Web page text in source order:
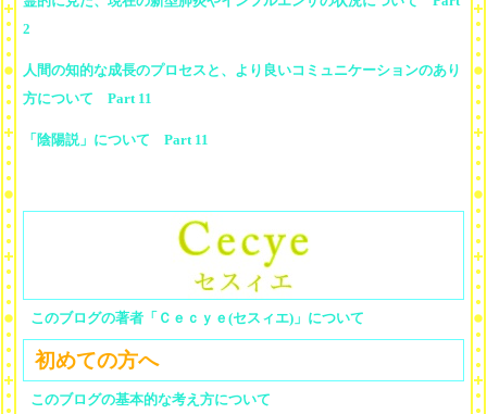
2
人間の知的な成長のプロセスと、より良いコミュニケーションのあり
方について Part 11
「陰陽説」について Part 11
このブログの著者「Ｃｅｃｙｅ(セスィエ)」について
初めての方へ
このブログの基本的な考え方について